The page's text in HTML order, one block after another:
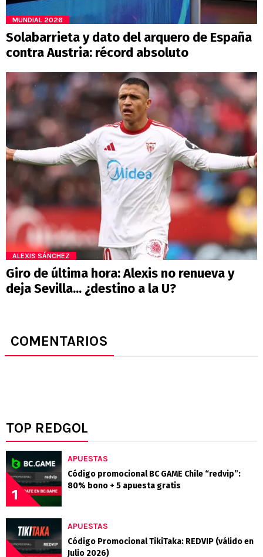
MUNDIAL 2026
Solabarrieta y dato del arquero de España
contra Austria: récord absoluto
ALEXIS SÁNCHEZ
Giro de última hora: Alexis no renueva y
deja Sevilla... ¿destino a la U?
COMENTARIOS
TOP REDGOL
1
APUESTAS
Código promocional BC GAME Chile “redvip”:
80% bono + 5 apuesta gratis
APUESTAS
Código Promocional TikiTaka: REDVIP (válido en
Julio 2026)